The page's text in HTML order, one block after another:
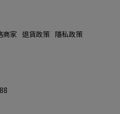
商家 退貨政策 隱私政策